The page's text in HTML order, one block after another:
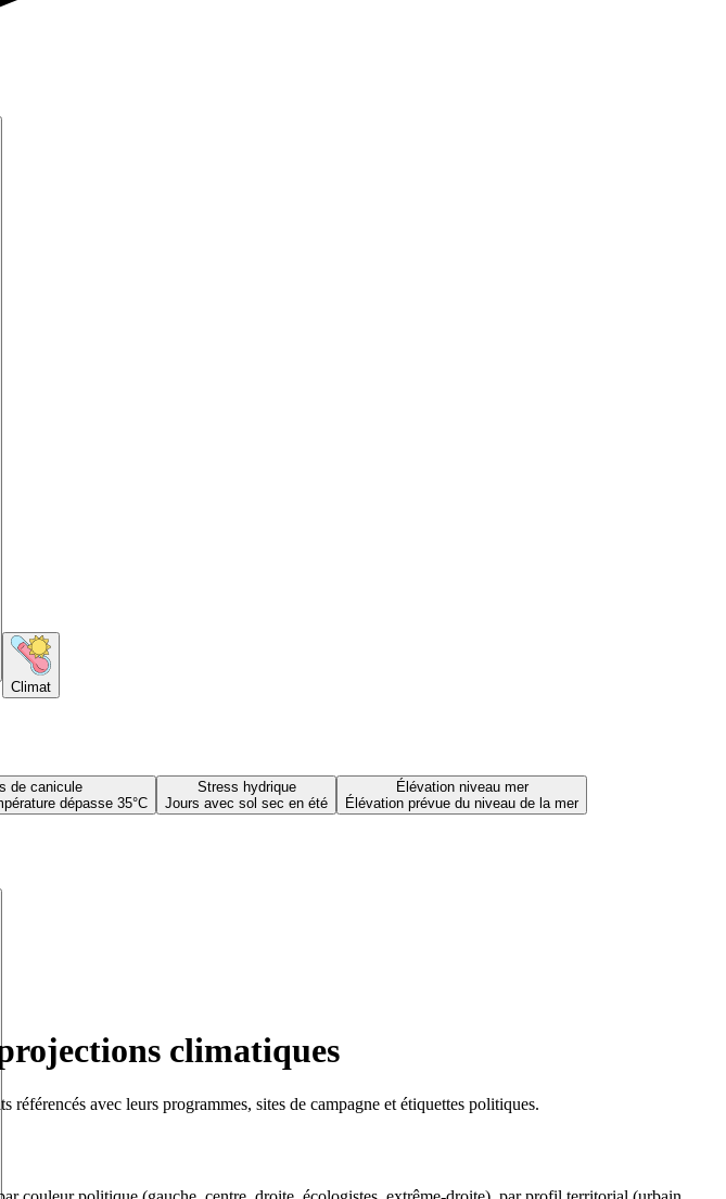
Climat
de canicule
dépasse 35°C
Stress hydrique
Jours avec sol sec en été
Élévation niveau mer
Élévation prévue du niveau de la mer
climatiques
avec leurs programmes, sites de campagne et étiquettes politiques.